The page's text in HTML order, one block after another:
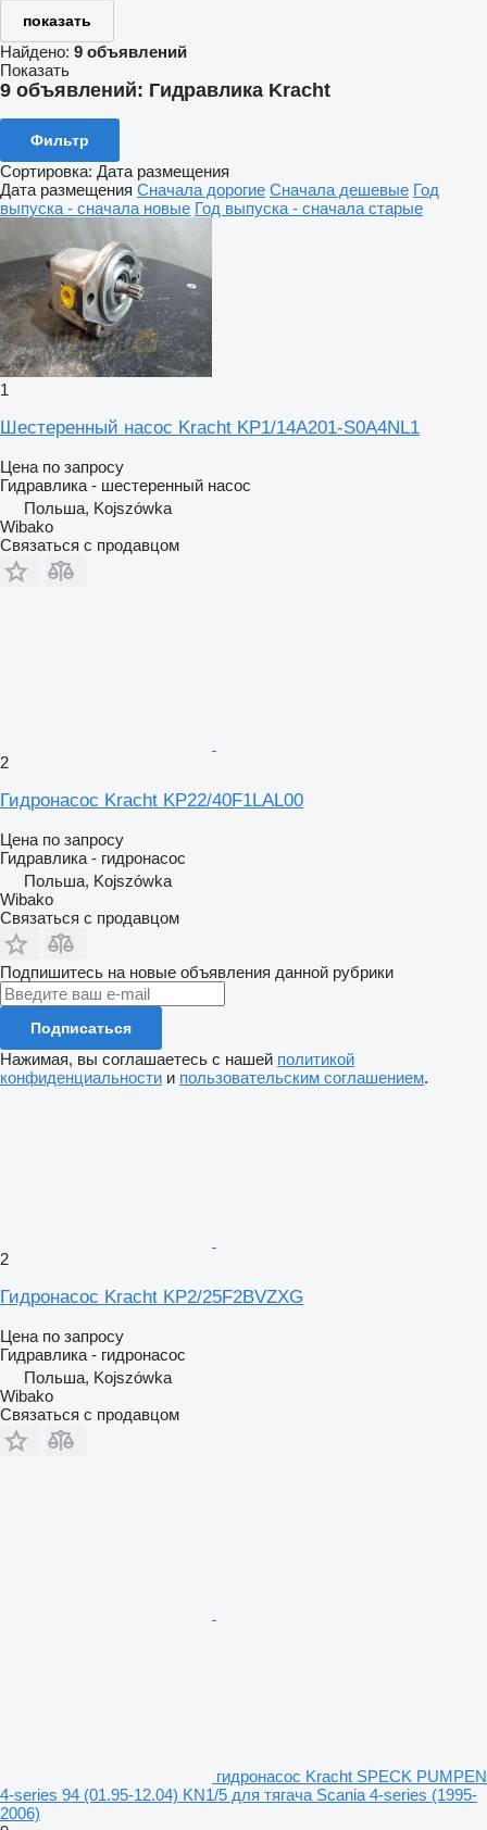
показать
Найдено: 9 объявлений
Показать
9 объявлений: Гидравлика Kracht
Фильтр
Сортировка: Дата размещения
Дата размещения Сначала дорогие Сначала дешевые Год
выпуска - сначала новые Год выпуска - сначала старые
1
Шестеренный насос Kracht KP1/14A201-S0A4NL1
Цена по запросу
Гидравлика - шестеренный насос
Польша, Kojszówka
Wibako
Связаться с продавцом
2
Гидронасос Kracht KP22/40F1LAL00
Цена по запросу
Гидравлика - гидронасос
Польша, Kojszówka
Wibako
Связаться с продавцом
Подпишитесь на новые объявления данной рубрики
Подписаться
Нажимая, вы соглашаетесь с нашей политикой
конфиденциальности и пользовательским соглашением.
2
Гидронасос Kracht KP2/25F2BVZXG
Цена по запросу
Гидравлика - гидронасос
Польша, Kojszówka
Wibako
Связаться с продавцом
гидронасос Kracht SPECK PUMPEN
4-series 94 (01.95-12.04) KN1/5 для тягача Scania 4-series (1995-
2006)